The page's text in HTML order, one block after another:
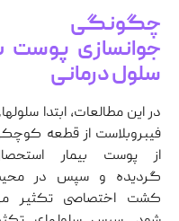
چگونگی
جوانسازی پوست
سلول درمانی
در این مطالعات، ابتدا
فیبروبلاست از قطعه
از پوست بیمار
گردیده و سپس در
کشت اختصاصی تکثیر